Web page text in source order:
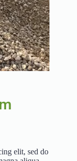
elit, sed do